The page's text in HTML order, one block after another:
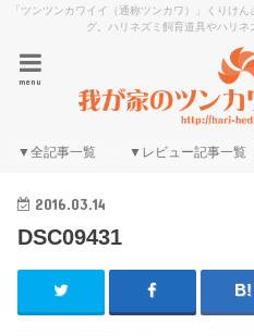
「ツンツンカワイイ（通称ツンカワ）」くりけ
グ。ハリネズミ飼育道具やハリネ
menu
▼全記事一覧 ▼レビュー記事一覧
2016.03.14
DSC09431